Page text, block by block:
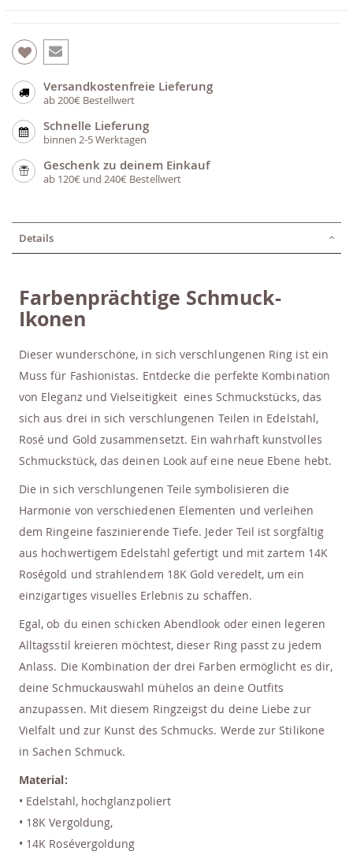
Versandkostenfreie Lieferung
ab 200€ Bestellwert
Schnelle Lieferung
binnen 2-5 Werktagen
Geschenk zu deinem Einkauf
ab 120€ und 240€ Bestellwert
Details
Farbenprächtige Schmuck-
Ikonen
Dieser wunderschöne, in sich verschlungenen Ring ist ein
Muss für Fashionistas. Entdecke die perfekte Kombination
von Eleganz und Vielseitigkeit eines Schmuckstücks, das
sich aus drei in sich verschlungenen Teilen in Edelstahl,
Rosé und Gold zusammensetzt. Ein wahrhaft kunstvolles
Schmuckstück, das deinen Look auf eine neue Ebene hebt.
Die in sich verschlungenen Teile symbolisieren die
Harmonie von verschiedenen Elementen und verleihen
dem Ringeine faszinierende Tiefe. Jeder Teil ist sorgfältig
aus hochwertigem Edelstahl gefertigt und mit zartem 14K
Roségold und strahlendem 18K Gold veredelt, um ein
einzigartiges visuelles Erlebnis zu schaffen.
Egal, ob du einen schicken Abendlook oder einen legeren
Alltagsstil kreieren möchtest, dieser Ring passt zu jedem
Anlass. Die Kombination der drei Farben ermöglicht es dir,
deine Schmuckauswahl mühelos an deine Outfits
anzupassen. Mit diesem Ringzeigst du deine Liebe zur
Vielfalt und zur Kunst des Schmucks. Werde zur Stilikone
in Sachen Schmuck.
Material:
• Edelstahl, hochglanzpoliert
• 18K Vergoldung,
• 14K Rosévergoldung